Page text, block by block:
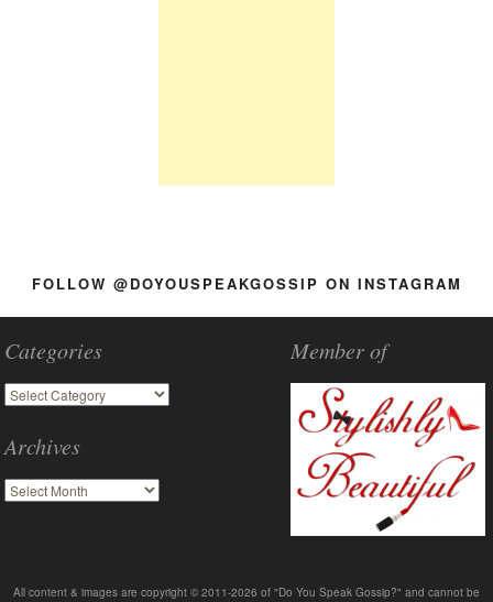
FOLLOW @DOYOUSPEAKGOSSIP ON INSTAGRAM
Categories
Archives
Member of
All content & images are copyright © 2011-2026 of "Do You Speak Gossip?" and cannot be